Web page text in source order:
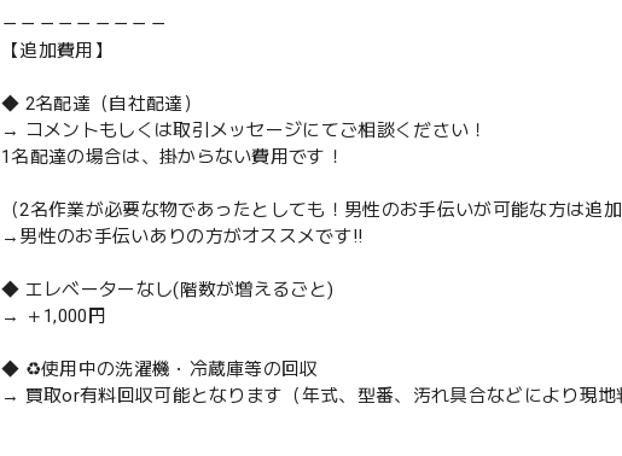
－－－－－－－－－
【追加費用】
◆ 2名配達（自社配達）
→ コメントもしくは取引メッセージにてご相談ください！
1名配達の場合は、掛からない費用です！
（2名作業が必要な物であったとしても！男性のお手伝いが可能な方は追
→男性のお手伝いありの方がオススメです‼️
◆ エレベーターなし(階数が増えるごと)
→ ＋1,000円
◆ ♻️使用中の洗濯機・冷蔵庫等の回収
→ 買取or有料回収可能となります（年式、型番、汚れ具合などにより現地